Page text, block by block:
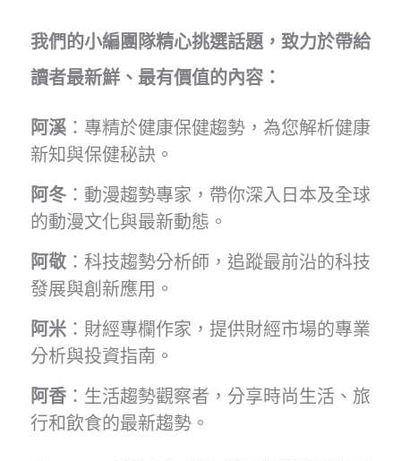
我們的小編團隊精心挑選話題，致力於帶給
讀者最新鮮、最有價值的內容：
阿溪：專精於健康保健趨勢，為您解析健康
新知與保健秘訣。
阿冬：動漫趨勢專家，帶你深入日本及全球
的動漫文化與最新動態。
阿敬：科技趨勢分析師，追蹤最前沿的科技
發展與創新應用。
阿米：財經專欄作家，提供財經市場的專業
分析與投資指南。
阿香：生活趨勢觀察者，分享時尚生活、旅
行和飲食的最新趨勢。